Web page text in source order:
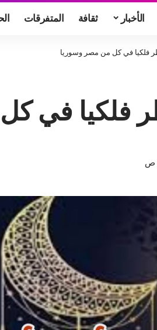
الأخبار ثقافة المتفرقات
فلكيا في كل من مصر وسوريا
فلكيا في